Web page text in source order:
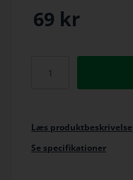
69 kr
Læs produktbeskrivelse
Se specifikationer